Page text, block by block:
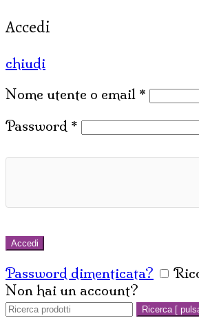
Accedi
chiudi
Nome utente o email *
Password *
Accedi
Password dimenticata?
Non hai un account?
Cerca:
Ricerca [